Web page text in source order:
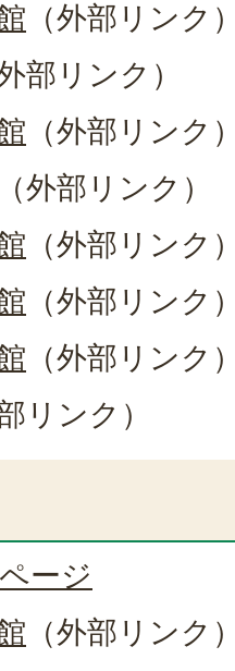
（外部リンク
外部リンク）
（外部リンク
（外部リンク）
（外部リンク
（外部リンク
（外部リンク
リンク）
ージ
（外部リンク